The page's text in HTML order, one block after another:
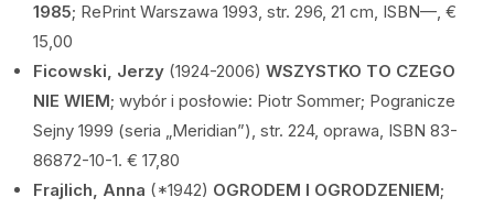
1985; RePrint Warszawa 1993, str. 296, 21 cm, ISBN—, €
15,00
Ficowski, Jerzy (1924-2006) WSZYSTKO TO CZEGO
NIE WIEM; wybór i posłowie: Piotr Sommer; Pogranicze
Sejny 1999 (seria „Meridian”), str. 224, oprawa, ISBN 83-
86872-10-1. € 17,80
Frajlich, Anna (*1942) OGRODEM I OGRODZENIEM;